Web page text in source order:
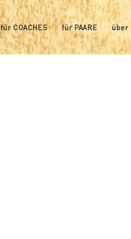
für COACHES für PAARE über